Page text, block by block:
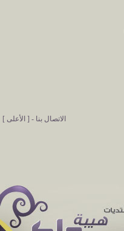
الاتصال بنا - [ الأعلى ]